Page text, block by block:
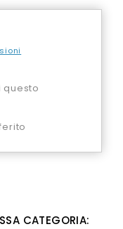
questo
CATEGORIA: